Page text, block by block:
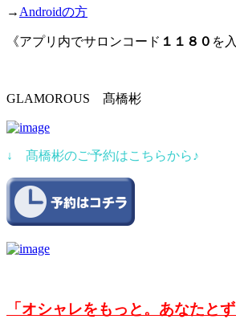
→ Androidの方
《アプリ内でサロンコード １１８０ を
GLAMOROUS 髙橋彬
↓ 髙橋彬のご予約はこちらから♪
「オシャレをもっと。あなたとず